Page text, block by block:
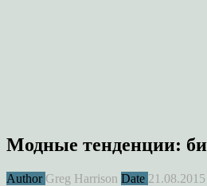
Модные тенденции:
Author Greg Harrison Date 21.08.2015